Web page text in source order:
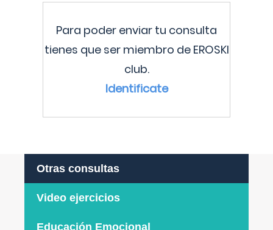
Para poder enviar tu consulta
tienes que ser miembro de EROSKI
club.
Identificate
Otras consultas
Video ejercicios
Educación Emocional